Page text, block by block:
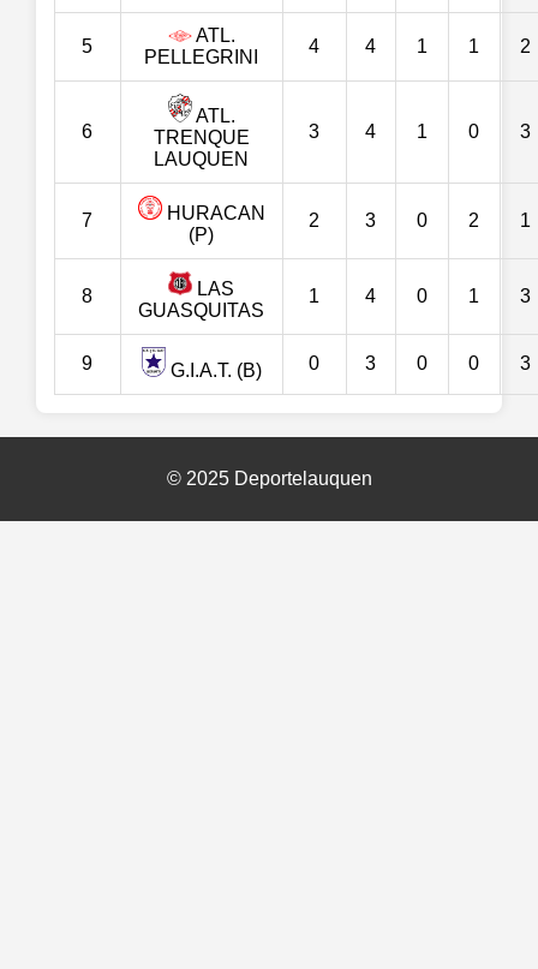
5
ATL.
PELLEGRINI
4 4 1 1 2
6
ATL.
TRENQUE
LAUQUEN
3 4 1 0 3
7
HURACAN
(P)
2 3 0 2 1
8
LAS
GUASQUITAS
1 4 0 1 3
9 G.I.A.T. (B) 0 3 0 0 3
© 2025 Deportelauquen